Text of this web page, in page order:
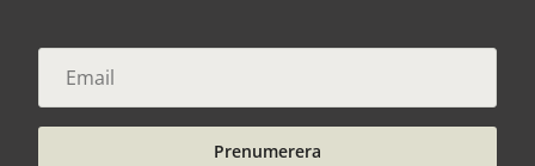
Prenumerera